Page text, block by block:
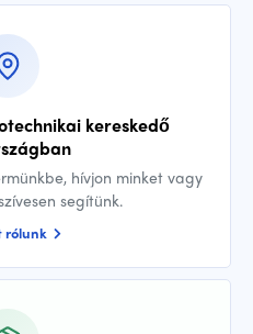
kereskedő
hívjon minket vagy
segítünk.
rólunk